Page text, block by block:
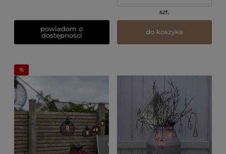
powiadom o
dostępności
szt.
do koszyka